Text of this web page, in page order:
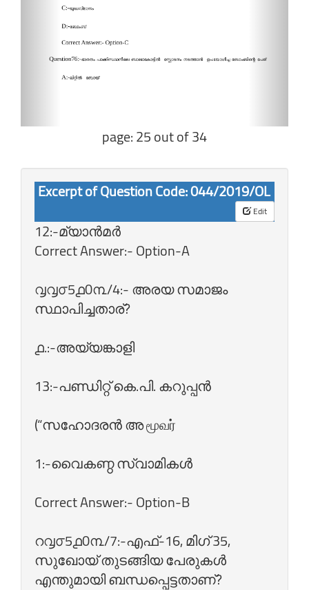
page: 25 out of 34
Excerpt of Question Code: 044/2019/OL
Edit
12:-മ്യാന്‍മര്‍
Correct Answer:- Option-A
൮൮൦5൧0൩/4:- അരയ സമാജം
സ്ഥാപിച്ചതാര്‌?
൧.:-അയ്യങ്കാളി
13:-പണ്ഡിറ്റ്‌ കെ.പി. കറുപ്പന്‍
(“സഹോദരന്‍ അ மூவர்‌
1:-വൈകണ്ഠ സ്വാമികള്‍
Correct Answer:- Option-B
റ൮൦5൧0൩/7:-എഫ്‌-16, മിഗ്‌ 35,
സുഖോയ്‌ തുടങ്ങിയ പേരുകള്‍
എന്തുമായി ബന്ധപ്പെട്ടതാണ്‌?